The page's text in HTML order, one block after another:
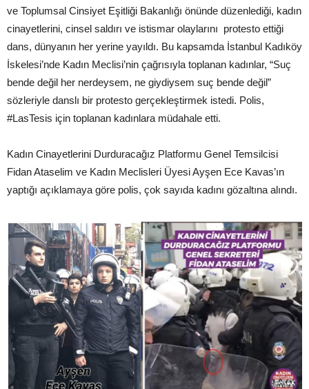
ve Toplumsal Cinsiyet Eşitliği Bakanlığı önünde düzenlediği, kadın
cinayetlerini, cinsel saldırı ve istismar olaylarını protesto ettiği
dans, dünyanın her yerine yayıldı. Bu kapsamda İstanbul Kadıköy
İskelesi’nde Kadın Meclisi’nin çağrısıyla toplanan kadınlar, “Suç
bende değil her nerdeysem, ne giydiysem suç bende değil”
sözleriyle danslı bir protesto gerçekleştirmek istedi. Polis,
#LasTesis için toplanan kadınlara müdahale etti.
Kadın Cinayetlerini Durduracağız Platformu Genel Temsilcisi
Fidan Ataselim ve Kadın Meclisleri Üyesi Ayşen Ece Kavas’ın
yaptığı açıklamaya göre polis, çok sayıda kadını gözaltına alındı.